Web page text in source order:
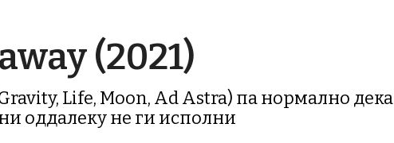
(2021)
Life, Moon, Ad Astra) па нормално дека
оддалеку не ги исполни